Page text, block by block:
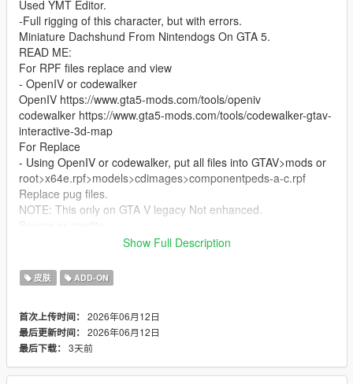
Used YMT Editor.
-Full rigging of this character, but with errors.
Miniature Dachshund From Nintendogs On GTA 5.
READ ME:
For RPF files replace and view
- OpenIV or codewalker
OpenIV https://www.gta5-mods.com/tools/openiv
codewalker https://www.gta5-mods.com/tools/codewalker-gtav-
interactive-3d-map
For Replace
- Using OpenIV or codewalker, put all files into GTAV>mods or
root>x64e.rpf>models>cdimages>componentpeds-a-c.rpf
Replace pug files.
NOTE: This only on GTA V legacy Not enhanced.
https://models.spriters-
Bugs: Has lost parts of bones because of low poly model. of
the blender last version the weight paint and auto weight are so
Show Full Description
皮肤 ADD-ON
首次上传时间： 2026年06月12日
最后更新时间： 2026年06月12日
最后下载： 3天前